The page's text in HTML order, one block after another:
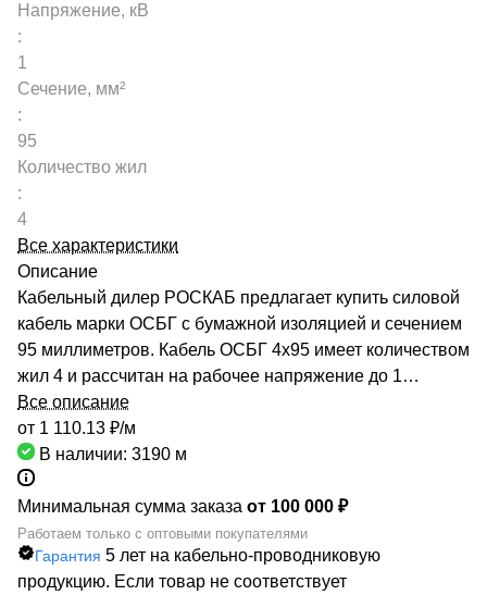
Напряжение, кВ
:
1
Сечение, мм²
:
95
Количество жил
:
4
Все характеристики
Описание
Кабельный дилер РОСКАБ предлагает купить силовой
кабель марки ОСБГ с бумажной изоляцией и сечением
95 миллиметров. Кабель ОСБГ 4х95 имеет количеством
жил 4 и рассчитан на рабочее напряжение до 1
киловольт. Качество продукции подтверждено
сертификатами производителей и Госстандарта. Мы
гарантируем низкие цены за счет сотрудничества с
такими предприятиями, как ОАО «СЕВКАБЕЛЬ», ОАО
«КАМКАБЕЛЬ», ОАО «ЭКЗ». Каталог компании
насчитывает более 70000 маркоразмеров кабельно-
проводниковой продукции. Быстрая доставка кабеля
ОСБГ 4х95 обеспечивается большой сетью
Все описание
от 1 110.13 ₽/м
В наличии: 3190 м
Минимальная сумма заказа от 100 000 ₽
Работаем только с оптовыми покупателями
Гарантия 5 лет на кабельно-проводниковую
продукцию. Если товар не соответствует